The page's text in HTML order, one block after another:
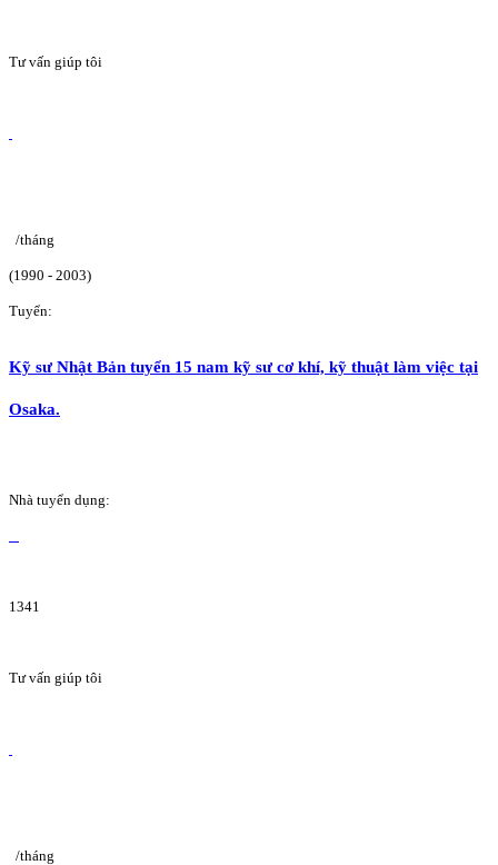
Tư vấn giúp tôi
/tháng
(1990 - 2003)
Tuyển:
Kỹ sư Nhật Bản tuyển 15 nam kỹ sư cơ khí, kỹ thuật làm việc tại
Osaka.
Nhà tuyển dụng:
1341
Tư vấn giúp tôi
/tháng